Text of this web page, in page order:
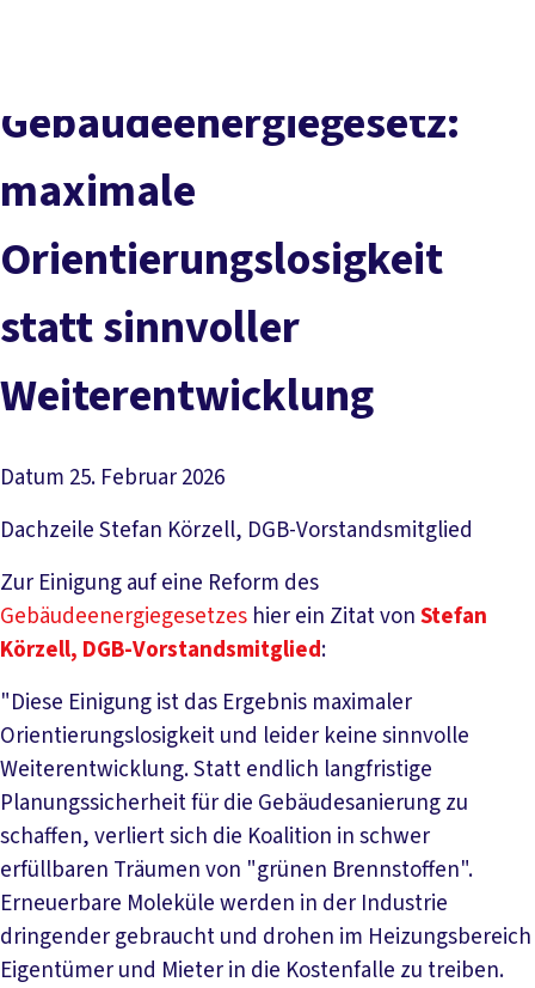
Service
Mitmachen
Gebäudeenergiegesetz:
maximale
Orientierungslosigkeit
statt sinnvoller
Weiterentwicklung
Datum 25. Februar 2026
DachzeileStefan Körzell, DGB-Vorstandsmitglied
Zur Einigung auf eine Reform des
Gebäudeenergiegesetzes hier ein Zitat vonStefan
Körzell, DGB-Vorstandsmitglied:
"Diese Einigung ist das Ergebnis maximaler
Orientierungslosigkeit und leider keine sinnvolle
Weiterentwicklung. Statt endlich langfristige
Planungssicherheit für die Gebäudesanierung zu
schaffen, verliert sich die Koalition in schwer
erfüllbaren Träumen von "grünen Brennstoffen".
Erneuerbare Moleküle werden in der Industrie
dringender gebraucht und drohen im Heizungsbereich
Eigentümer und Mieter in die Kostenfalle zu treiben.